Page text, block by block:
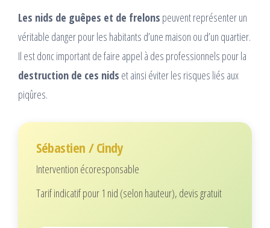
Les nids de guêpes et de frelons peuvent représenter un
véritable danger pour les habitants d’une maison ou d’un quartier.
Il est donc important de faire appel à des professionnels pour la
destruction de ces nids et ainsi éviter les risques liés aux
piqûres.
Sébastien / Cindy
Intervention écoresponsable
Tarif indicatif pour 1 nid (selon hauteur), devis gratuit